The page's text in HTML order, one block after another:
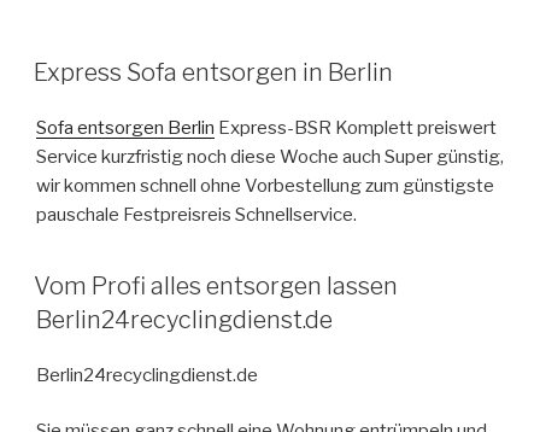
VERÖFFENTLICHT
AM
Express Sofa entsorgen in Berlin
Sofa entsorgen Berlin Express-BSR Komplett preiswert
Service kurzfristig noch diese Woche auch Super günstig,
wir kommen schnell ohne Vorbestellung zum günstigste
pauschale Festpreisreis Schnellservice.
VERÖFFENTLICHT
AM
Vom Profi alles entsorgen lassen
Berlin24recyclingdienst.de
Berlin24recyclingdienst.de